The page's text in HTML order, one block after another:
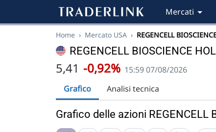
Mercati
Home › Mercato USA › REGENCELL
REGENCELL BIOSCIENCE
5,41 -0,92% 15:59 07/08/2026
Grafico
Analisi tecnica
Grafico delle azioni REGENCELL